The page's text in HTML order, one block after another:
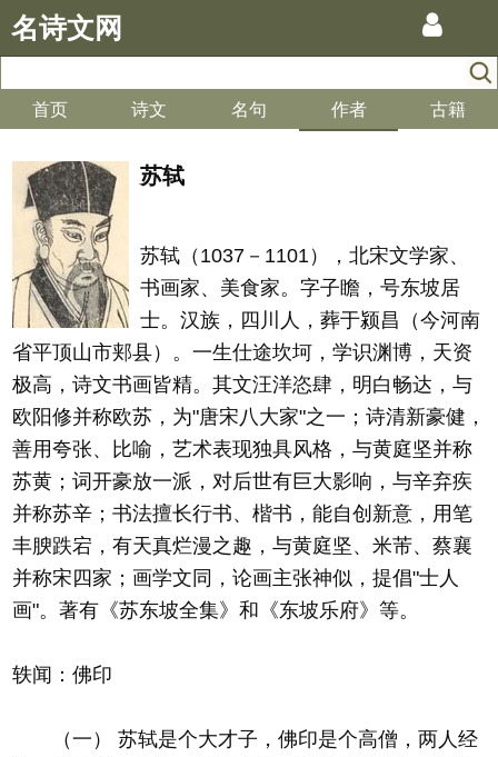
名诗文网
首页 诗文 名句 作者 古籍
苏轼
苏轼（1037－1101），北宋文学家、
书画家、美食家。字子瞻，号东坡居
士。汉族，四川人，葬于颍昌（今河南
省平顶山市郏县）。一生仕途坎坷，学识渊博，天资
极高，诗文书画皆精。其文汪洋恣肆，明白畅达，与
欧阳修并称欧苏，为"唐宋八大家"之一；诗清新豪健，
善用夸张、比喻，艺术表现独具风格，与黄庭坚并称
苏黄；词开豪放一派，对后世有巨大影响，与辛弃疾
并称苏辛；书法擅长行书、楷书，能自创新意，用笔
丰腴跌宕，有天真烂漫之趣，与黄庭坚、米芾、蔡襄
并称宋四家；画学文同，论画主张神似，提倡"士人
画"。著有《苏东坡全集》和《东坡乐府》等。
轶闻：佛印
（一） 苏轼是个大才子，佛印是个高僧，两人经